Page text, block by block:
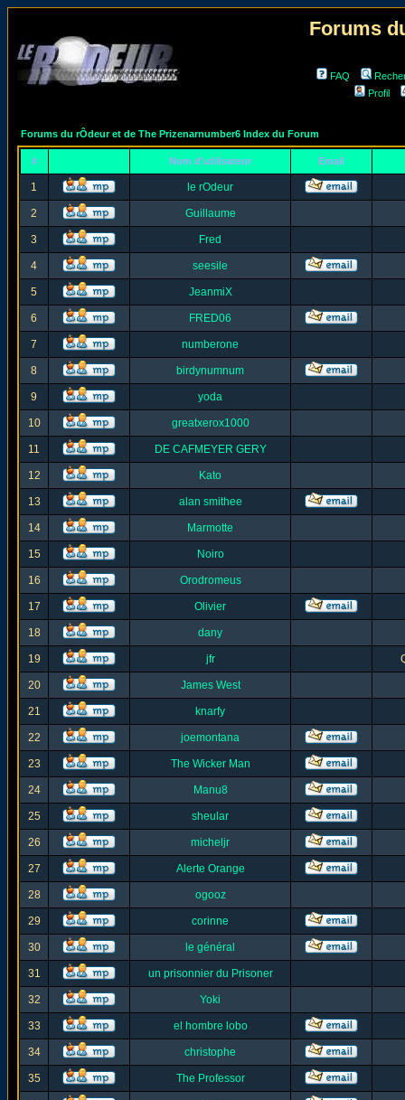
Forums
FAQ
Profil
Forums du rÔdeur et de The Prizenarnumber6 Index du Forum
# Nom d'utilisateur Email
1 le rOdeur
2 Guillaume
3 Fred
4 seesile
5 JeanmiX
6 FRED06
7 numberone
8 birdynumnum
9 yoda
10 greatxerox1000
11 DE CAFMEYER GERY
12 Kato
13 alan smithee
14 Marmotte
15 Noiro
16 Orodromeus
17 Olivier
18 dany
19 jfr
20 James West
21 knarfy
22 joemontana
23 The Wicker Man
24 Manu8
25 sheular
26 micheljr
27 Alerte Orange
28 ogooz
29 corinne
30 le général
31 un prisonnier du Prisoner
32 Yoki
33 el hombre lobo
34 christophe
35 The Professor